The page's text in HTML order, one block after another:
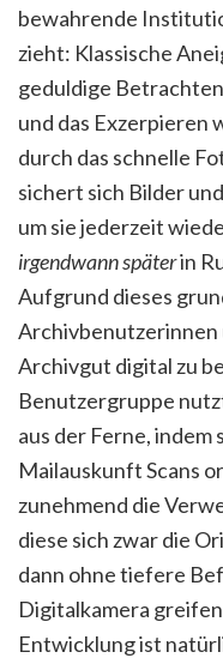
bewahrende
zieht: Klassische
geduldige
und das Exzerpieren
durch das schnelle
sichert sich Bilder
um sie jederzeit
irgendwannspäterin
Aufgrund dieses
Archivbenutzerinnen
Archivgut digital zu
Benutzergruppe
aus der Ferne, indem
Mailauskunft Scans
zunehmend die
diese sich zwar die
dann ohne tiefere
Digitalkamera
Entwicklung ist